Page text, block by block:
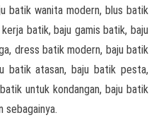
batik wanita modern, blus batik
batik, baju gamis batik, baju
dress batik modern, baju batik
batik atasan, baju batik pesta,
untuk kondangan, baju batik
sebagainya.